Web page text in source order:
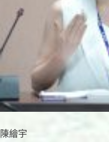
陳繪宇